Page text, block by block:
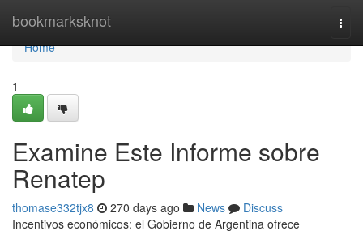
bookmarksknot
Home
Home
1
Examine Este Informe sobre
Renatep
thomase332tjx8 270 days ago News
Discuss
Incentivos económicos: el Gobierno de Argentina ofrece